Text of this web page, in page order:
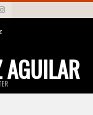
AGUILAR